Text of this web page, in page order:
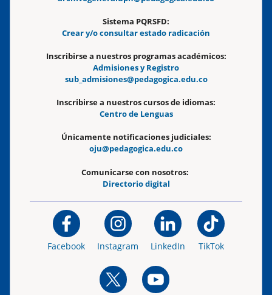
Sistema PQRSFD:
Crear y/o consultar estado radicación
Inscribirse a nuestros programas académicos:
Admisiones y Registro
sub_admisiones@pedagogica.edu.co
Inscribirse a nuestros cursos de idiomas:
Centro de Lenguas
Únicamente notificaciones judiciales:
oju@pedagogica.edu.co
Comunicarse con nosotros:
Directorio digital
Facebook Instagram LinkedIn TikTok